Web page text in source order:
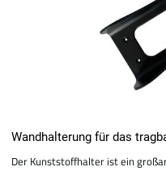
Wandhalterung für das
Der Kunststoffhalter ist ein